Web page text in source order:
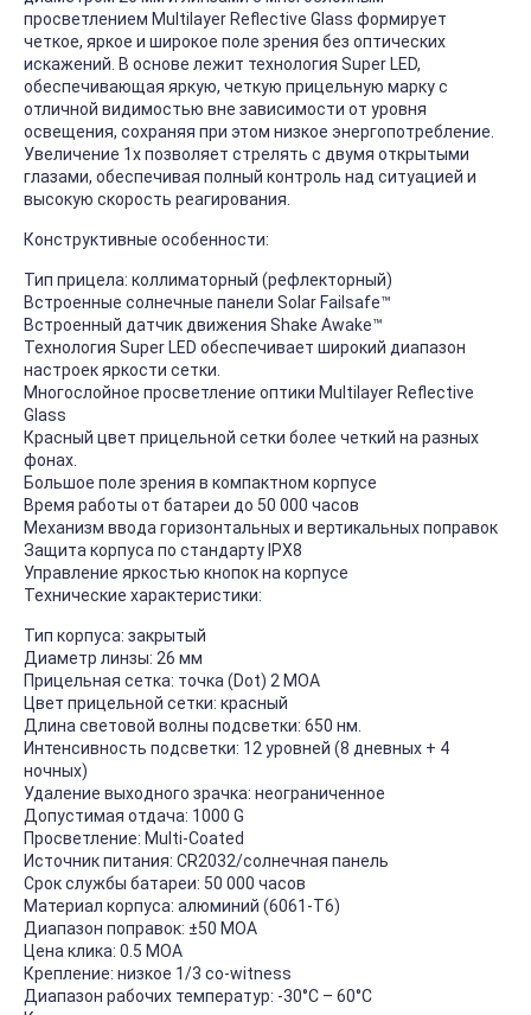
просветлением Multilayer Reflective Glass формирует
четкое, яркое и широкое поле зрения без оптических
искажений. В основе лежит технология Super LED,
обеспечивающая яркую, четкую прицельную марку с
отличной видимостью вне зависимости от уровня
освещения, сохраняя при этом низкое энергопотребление.
Увеличение 1x позволяет стрелять с двумя открытыми
глазами, обеспечивая полный контроль над ситуацией и
высокую скорость реагирования.
Конструктивные особенности:
Тип прицела: коллиматорный (рефлекторный)
Встроенные солнечные панели Solar Failsafe™
Встроенный датчик движения Shake Awake™
Технология Super LED обеспечивает широкий диапазон
настроек яркости сетки.
Многослойное просветление оптики Multilayer Reflective
Glass
Красный цвет прицельной сетки более четкий на разных
фонах.
Большое поле зрения в компактном корпусе
Время работы от батареи до 50 000 часов
Механизм ввода горизонтальных и вертикальных поправок
Защита корпуса по стандарту IPX8
Управление яркостью кнопок на корпусе
Технические характеристики:
Тип корпуса: закрытый
Диаметр линзы: 26 мм
Прицельная сетка: точка (Dot) 2 МОА
Цвет прицельной сетки: красный
Длина световой волны подсветки: 650 нм.
Интенсивность подсветки: 12 уровней (8 дневных + 4
ночных)
Удаление выходного зрачка: неограниченное
Допустимая отдача: 1000 G
Просветление: Multi-Coated
Источник питания: CR2032/солнечная панель
Срок службы батареи: 50 000 часов
Материал корпуса: алюминий (6061-T6)
Диапазон поправок: ±50 МОА
Цена клика: 0.5 МОА
Крепление: низкое 1/3 co-witness
Диапазон рабочих температур: -30°C – 60°C